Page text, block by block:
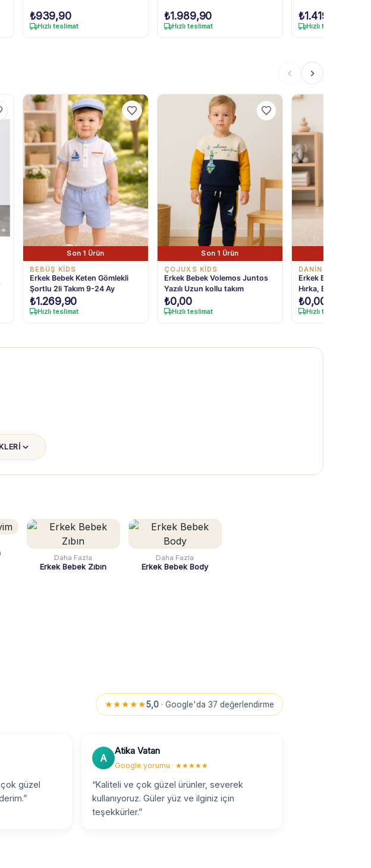
₺939,90
Hızlı teslimat
₺1.989,90
Hızlı teslimat
₺1.419,90
Hızlı teslimat
Son 1 Ürün
BEBÜŞ KIDS
Erkek Bebek Keten Gömlekli
Şortlu 2li Takım 9-24 Ay
₺1.269,90
Hızlı teslimat
Son 1 Ürün
ÇOJUXS KİDS
Erkek Bebek Volemos Juntos
Yazılı Uzun kollu takım
₺0,00
Hızlı teslimat
DANİNO
Erkek Bebek Çizgili
Hırka, Bady ve
6-24 Ay
₺0,00
Hızlı teslimat
Daha Fazla
Erkek Bebek Zıbın
Daha Fazla
Erkek Bebek Body
★★★★★5,0 · Google'da 37 değerlendirme
çok güzel
A
Atika Vatan
Google yorumu · ★★★★★
“Kaliteli ve çok güzel ürünler, severek
kullanıyoruz. Güler yüz ve ilginiz için
teşekkürler.”